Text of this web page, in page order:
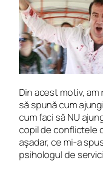
Din acest motiv,
să spună cum
cum faci să NU
copil de conflictele
aşadar, ce mi-a
psihologul de